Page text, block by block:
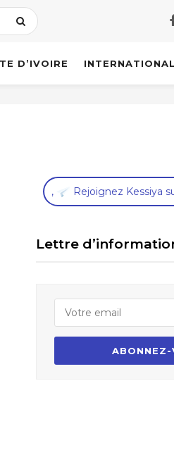
D’IVOIRE INTERNATIONAL
, Rejoignez Kessiya
Lettre